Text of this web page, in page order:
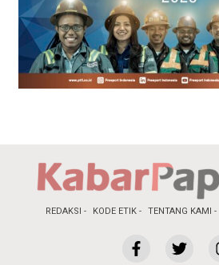
REDAKSI KODE ETIK TENTANG KAMI